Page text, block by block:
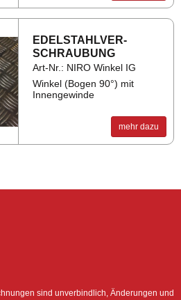
EDEL­STAHL­VER­
SCHRAU­BUNG
Art-Nr.: NIRO Winkel IG
Winkel (Bogen 90°) mit
Innengewinde
mehr dazu
sind unverbindlich, Änderungen und